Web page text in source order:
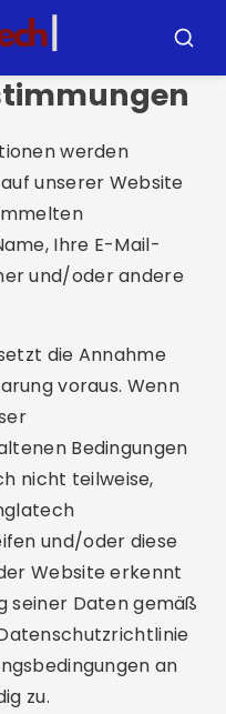
Suche
werden
unserer Website
Ihre E-Mail-
und/oder andere
die Annahme
voraus. Wenn
Bedingungen
nicht teilweise,
und/oder diese
Website erkennt
seiner Daten gemäß
an
zu.